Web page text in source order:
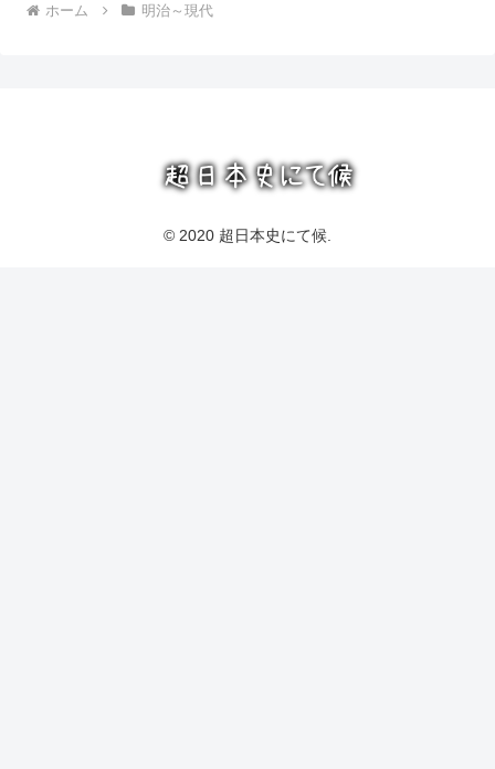
ホーム 明治～現代
© 2020 超日本史にて候.